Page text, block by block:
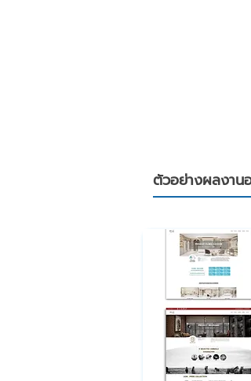
ตัวอย่างผลงาน